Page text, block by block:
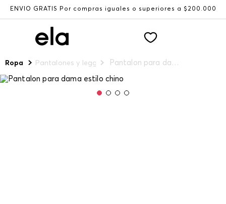
ENVÍO GRATIS Por compras iguales o superiores a $200.000
Ropa Pantalones y leggings Pantalon para dama estilo chino